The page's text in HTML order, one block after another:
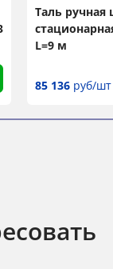
Таль ручная
L=9 м
85 136 руб/шт